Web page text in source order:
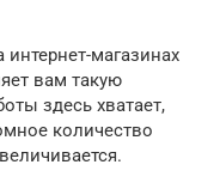
магазинах
вам такую
здесь хватает,
количество